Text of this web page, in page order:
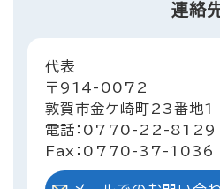
連絡
代表
〒914-0072
敦賀市金ケ崎町23番地1
電話：0770-22-8129
Fax：0770-37-1036